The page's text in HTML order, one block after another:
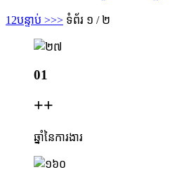
1 2បន្ទាប់ >>> ទំព័រ ១ / ២
01
++
ឆ្នាំនៃការងារ